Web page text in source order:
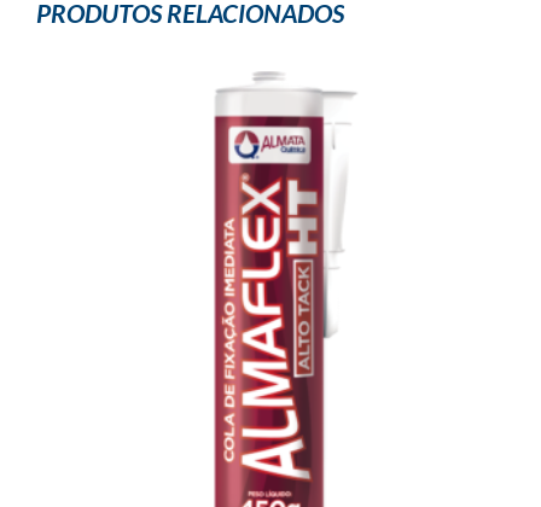
PRODUTOS RELACIONADOS